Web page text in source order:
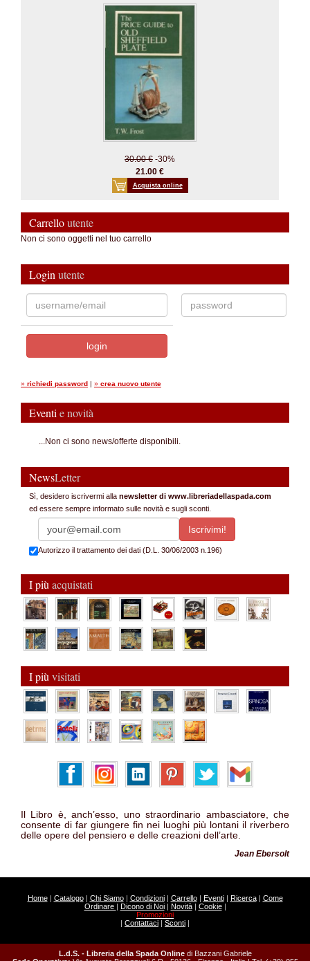
30.00 € -30%
21.00 €
Acquista online
Carrelloutente
Non ci sono oggetti nel tuo carrello
Login utente
» richiedi password | » crea nuovo utente
Eventi e novità
...Non ci sono news/offerte disponibili.
NewsLetter
Sì, desidero iscrivermi alla newsletter di www.libreriadellaspada.com
ed essere sempre informato sulle novità e sugli sconti.
Autorizzo il trattamento dei dati (D.L. 30/06/2003 n.196)
I più acquistati
I più visitati
Il Libro è, anch’esso, uno straordinario ambasciatore, che
consente di far giungere fin nei luoghi più lontani il riverbero
delle opere del pensiero e delle creazioni dell’arte.
Jean Ebersolt
Home| Catalogo| Chi Siamo| Condizioni| Carrello| Eventi| Ricerca| Come
Ordinare | Dicono di Noi| Novità| Cookie|
Promozioni
| Contattaci | Sconti |
L.d.S. - Libreria della Spada Online di Bazzani Gabriele